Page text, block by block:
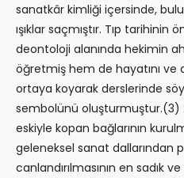
sanatkâr kimliği içersinde,
ışıklar saçmıştır. Tıp tarihinin
deontoloji alanında hekimin
öğretmiş hem de hayatını ve
ortaya koyarak derslerinde
sembolünü oluşturmuştur.(3)
eskiyle kopan bağlarının
geleneksel sanat dallarından
canlandırılmasının en sadık